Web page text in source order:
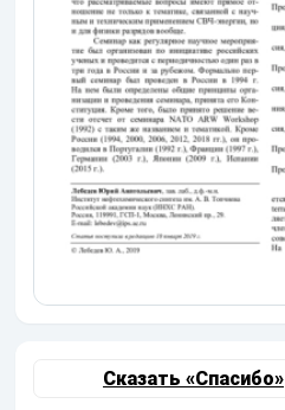
Сказать «Спасибо»